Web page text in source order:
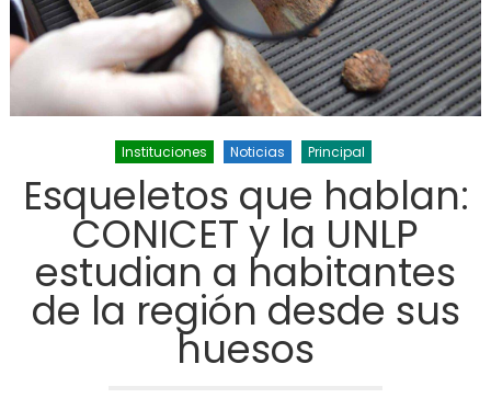
Instituciones Noticias Principal
Esqueletos que hablan:
CONICET y la UNLP
estudian a habitantes
de la región desde sus
huesos